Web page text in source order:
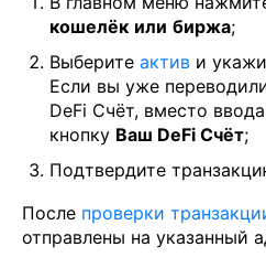
кошелёк или биржа;
Выберите актив и
Если вы уже
DeFi Счёт, вместо
кнопку Ваш DeFi Счёт;
Подтвердите
После проверки
отправлены на указанный